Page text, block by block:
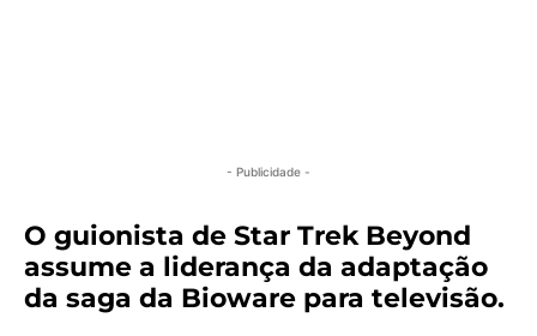
- Publicidade -
O guionista de Star Trek Beyond
assume a liderança da adaptação
da saga da Bioware para televisão.